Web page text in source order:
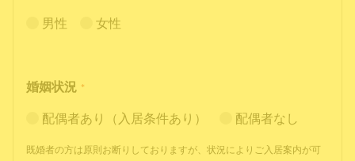
男性 女性
婚姻状況 *
配偶者あり（入居条件あり） 配偶者なし
既婚者の方は原則お断りしておりますが、状況によりご入居案内が可